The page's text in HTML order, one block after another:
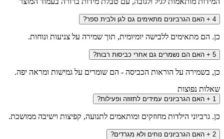
האם הגרביונים מתאימים גם לגן ולבית ספר?
מתאימים ללבישה יומיומית, תוך שמירה על צניעות ונוחות.
האם הם נשמרים גם אחרי כביסות רבות?
על הוראות הכביסה - הם שומרים על גמישות ומראה יפה.
נפוצות
האם הגרביונים עמידים לתזוזה ופעילות?
הילדות מחוזקים ומותאמים לתנועה, קפיצות וישיבה ממושכת.
האם הגרביונים נוחים ולא מגרדים?